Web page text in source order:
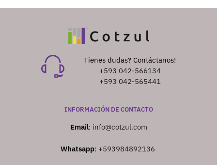
Tienes dudas? Contáctanos!
+593 042-566134
+593 042-565441
INFORMACIÓN DE CONTACTO
Email: info@cotzul.com
Whatsapp: +593984892136